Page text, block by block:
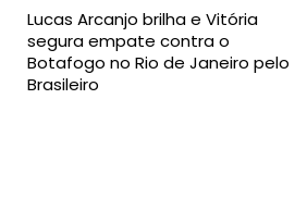
Lucas Arcanjo brilha e Vitória
segura empate contra o
Botafogo no Rio de Janeiro pelo
Brasileiro